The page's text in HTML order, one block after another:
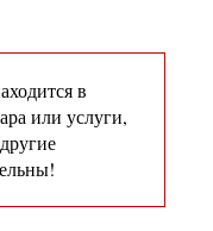
в
или услуги,